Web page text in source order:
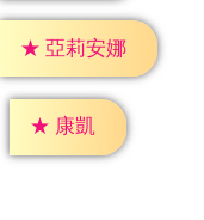
★ 亞莉安娜
★ 康凱